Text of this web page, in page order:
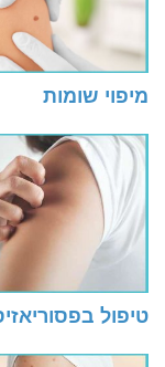
מיפוי שומות
טיפול